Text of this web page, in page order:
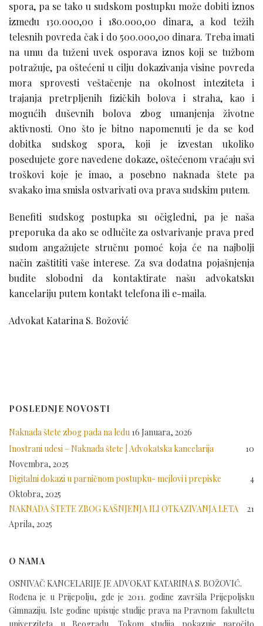
spora, pa se tako u sudskom postupku može dobiti iznos
između 130.000,00 i 180.000,00 dinara, a kod težih
telesnih povreda čak i do 500.000,00 dinara. Treba imati
na umu da tuženi uvek osporava iznos koji se tužbom
potražuje, pa oštećeni u cilju dokazivanja visine povreda
mora sprovesti veštačenje na okolnost inteziteta i
trajanja pretrpljenih fizičkih bolova i straha, kao i
mogućih duševnih bolova zbog umanjenja životne
aktivnosti. Ono što je bitno napomenuti je da se kod
dobitka sudskog spora, koji je izvestan ukoliko
posedujete gore navedene dokaze, oštećenom vraćaju svi
troškovi koje je imao, a posebno naknada štete pa
svakako ima smisla ostvarivati ova prava sudskim putem.
Benefiti sudskog postupka su očigledni, pa je naša
preporuka da ako se odlučite za ostvarivanje prava pred
sudom angažujete stručnu pomoć koja će na najbolji
način zaštititi vaše interese. Za sva dodatna pojašnjenja
budite slobodni da kontaktirate našu advokatsku
kancelariju putem kontakt telefona ili e-maila.
Advokat Katarina S. Božović
POSLEDNJE NOVOSTI
Naknada štete zbog pada na ledu 16 Januara, 2026
Inostrani udesi – Naknada štete | Advokatska kancelarija
10
Novembra, 2025
Digitalni dokazi u parničnom postupku- mejlovi i prepiske
4
Oktobra, 2025
NAKNADA ŠTETE ZBOG KAŠNJENJA ILI OTKAZIVANJA LETA
21
Aprila, 2025
O NAMA
OSNIVAČ KANCELARIJE JE ADVOKAT KATARINA S. BOŽOVIĆ.
Rođena je u Prijepolju, gde je 2011. godine završila Prijepoljsku
Gimnaziju. Iste godine upisuje studije prava na Pravnom fakultetu
univerziteta u Beogradu. Tokom studija pokazuje naročito